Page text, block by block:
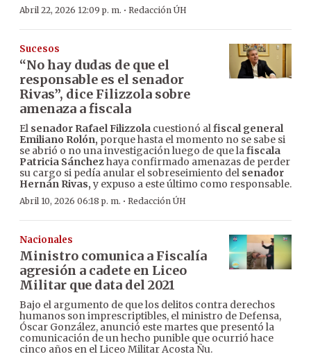
Abril 22, 2026 12:09 p. m. · Redacción ÚH
Sucesos
“No hay dudas de que el
responsable es el senador
Rivas”, dice Filizzola sobre
amenaza a fiscala
El senador Rafael Filizzola cuestionó alfiscal general
Emiliano Rolón, porque hasta el momento no se sabe si
se abrió o no una investigación luego de que lafiscala
Patricia Sánchezhaya confirmado amenazas de perder
su cargo si pedía anular el sobreseimiento del senador
Hernán Rivas, y expuso a este último como responsable.
Abril 10, 2026 06:18 p. m. · Redacción ÚH
Nacionales
Ministro comunica a Fiscalía
agresión a cadete en Liceo
Militar que data del 2021
Bajo el argumento de que los delitos contra derechos
humanos son imprescriptibles, el ministro de Defensa,
Óscar González, anunció este martes que presentó la
comunicación de un hecho punible que ocurrió hace
cinco años en el Liceo Militar Acosta Ñu.